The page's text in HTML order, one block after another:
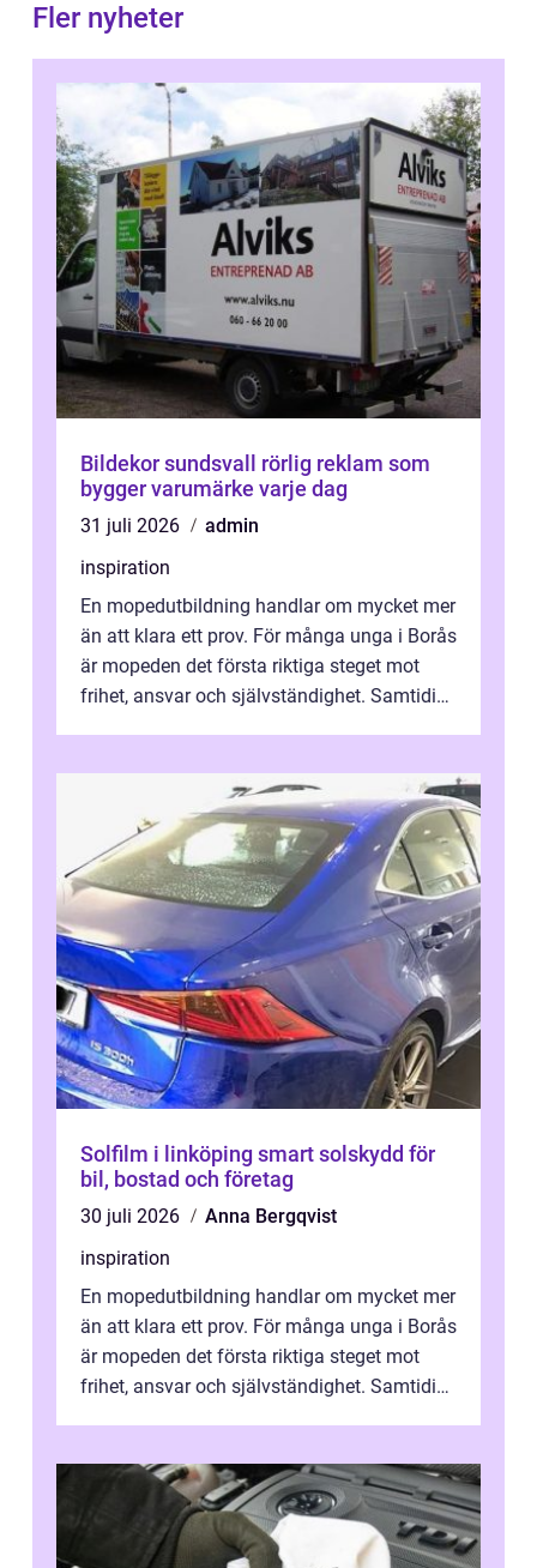
Fler nyheter
Bildekor sundsvall rörlig reklam som
bygger varumärke varje dag
31 juli 2026
admin
inspiration
En mopedutbildning handlar om mycket mer
än att klara ett prov. För många unga i Borås
är mopeden det första riktiga steget mot
frihet, ansvar och självständighet. Samtidigt
Solfilm i linköping smart solskydd för
bil, bostad och företag
30 juli 2026
Anna Bergqvist
inspiration
En mopedutbildning handlar om mycket mer
än att klara ett prov. För många unga i Borås
är mopeden det första riktiga steget mot
frihet, ansvar och självständighet. Samtidigt